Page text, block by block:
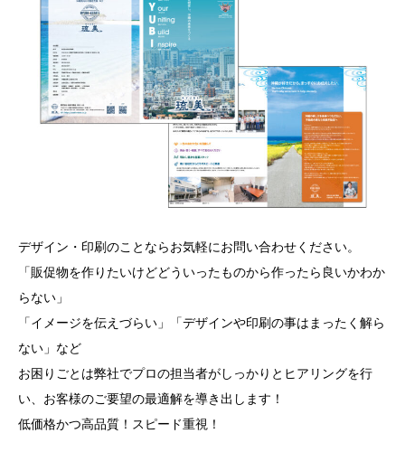
デザイン・印刷のことならお気軽にお問い合わせください。
「販促物を作りたいけどどういったものから作ったら良いかわか
らない」
「イメージを伝えづらい」「デザインや印刷の事はまったく解ら
ない」など
お困りごとは弊社でプロの担当者がしっかりとヒアリングを行
い、お客様のご要望の最適解を導き出します！
低価格かつ高品質！スピード重視！